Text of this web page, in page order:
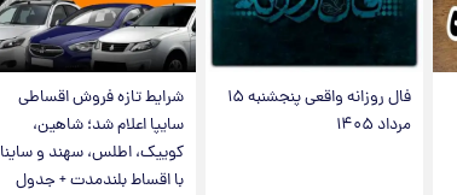
فال روزانه واقعی پنجشنبه ۱۵
مرداد ۱۴۰۵
شرایط تازه فروش اقساطی
سایپا اعلام شد؛ شاهین،
کوییک، اطلس، سهند و ساینا
با اقساط بلندمدت + جدول